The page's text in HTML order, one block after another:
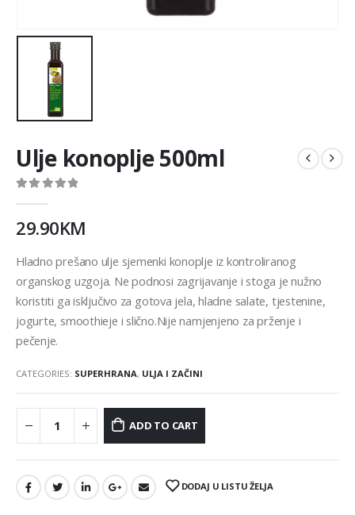
Ulje konoplje 500ml
29.90KM
Hladno prešano ulje sjemenki konoplje iz kontroliranog
organskog uzgoja. Ne podnosi zagrijavanje i stoga je nužno
koristiti ga isključivo za gotova jela, hladne salate, tjestenine,
jogurte, smoothieje i slično.Nije namjenjeno za prženje i
pečenje.
CATEGORIES: SUPERHRANA, ULJA I ZAČINI
ADD TO CART
DODAJ U LISTU ŽELJA